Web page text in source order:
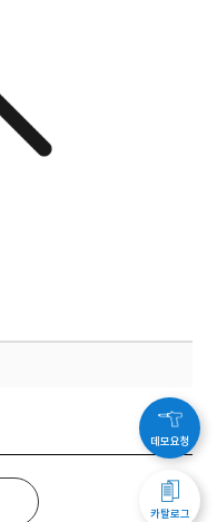
데모요청
카탈로그